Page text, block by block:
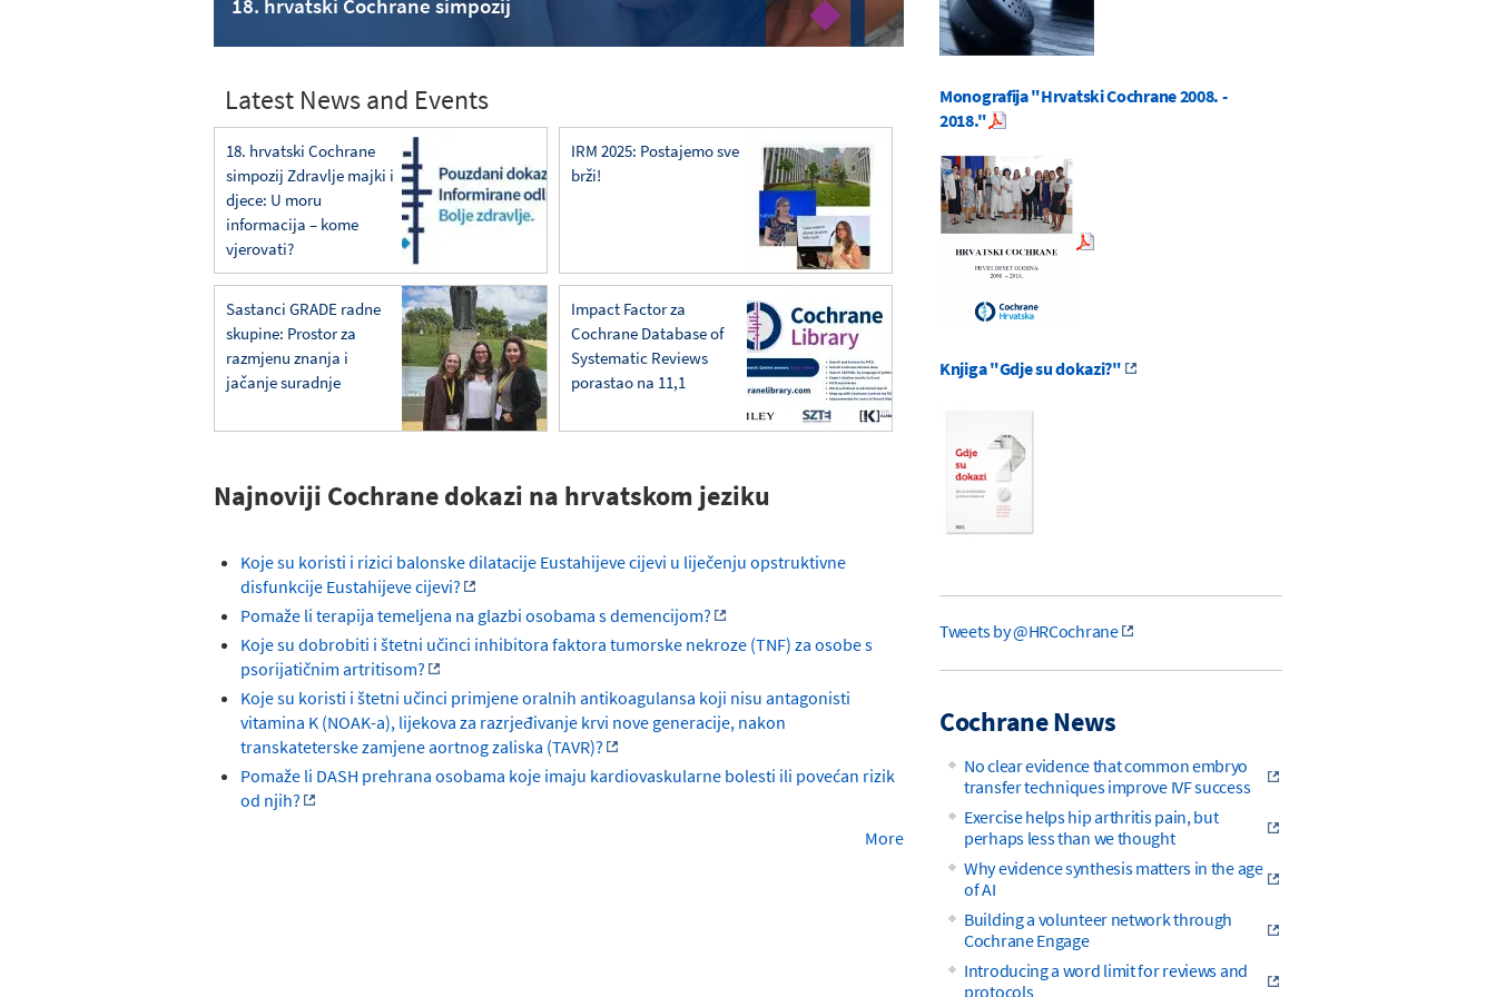
18. hrvatski Cochrane simpozij
Latest News and Events
18. hrvatski Cochrane
simpozij Zdravlje majki i
djece: U moru
informacija – kome
vjerovati?
IRM 2025: Postajemo sve
brži!
Sastanci GRADE radne
skupine: Prostor za
razmjenu znanja i
jačanje suradnje
Impact Factor za
Cochrane Database of
Systematic Reviews
porastao na 11,1
Najnoviji Cochrane dokazi na hrvatskom jeziku
Koje su koristi i rizici balonske dilatacije Eustahijeve cijevi u liječenju opstruktivne
disfunkcije Eustahijeve cijevi?
Pomaže li terapija temeljena na glazbi osobama s demencijom?
Koje su dobrobiti i štetni učinci inhibitora faktora tumorske nekroze (TNF) za osobe s
psorijatičnim artritisom?
Koje su koristi i štetni učinci primjene oralnih antikoagulansa koji nisu antagonisti
vitamina K (NOAK-a), lijekova za razrjeđivanje krvi nove generacije, nakon
transkateterske zamjene aortnog zaliska (TAVR)?
Pomaže li DASH prehrana osobama koje imaju kardiovaskularne bolesti ili povećan rizik
od njih?
More
Monografija "Hrvatski Cochrane 2008. -
2018."
Knjiga "Gdje su dokazi?"
Tweets by @HRCochrane
Cochrane News
No clear evidence that common embryo
transfer techniques improve IVF success
Exercise helps hip arthritis pain, but
perhaps less than we thought
Why evidence synthesis matters in the age
of AI
Building a volunteer network through
Cochrane Engage
Introducing a word limit for reviews and
protocols